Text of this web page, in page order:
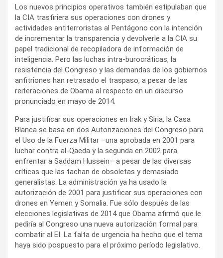
Los nuevos principios operativos también estipulaban que
la CIA trasfiriera sus operaciones con drones y
actividades antiterroristas al Pentágono con la intención
de incrementar la transparencia y devolverle a la CIA su
papel tradicional de recopiladora de información de
inteligencia. Pero las luchas intra-burocráticas, la
resistencia del Congreso y las demandas de los gobiernos
anfitriones han retrasado el traspaso, a pesar de las
reiteraciones de Obama al respecto en un discurso
pronunciado en mayo de 2014.
Para justificar sus operaciones en Irak y Siria, la Casa
Blanca se basa en dos Autorizaciones del Congreso para
el Uso de la Fuerza Militar –una aprobada en 2001 para
luchar contra al-Qaeda y la segunda en 2002 para
enfrentar a Saddam Hussein– a pesar de las diversas
críticas que las tachan de obsoletas y demasiado
generalistas. La administración ya ha usado la
autorización de 2001 para justificar sus operaciones con
drones en Yemen y Somalia. Fue sólo después de las
elecciones legislativas de 2014 que Obama afirmó que le
pediría al Congreso una nueva autorización formal para
combatir al EI. La falta de urgencia ha hecho que el tema
haya sido pospuesto para el próximo período legislativo.